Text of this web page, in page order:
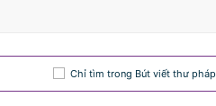
Chỉ tìm trong Bút viết thư pháp